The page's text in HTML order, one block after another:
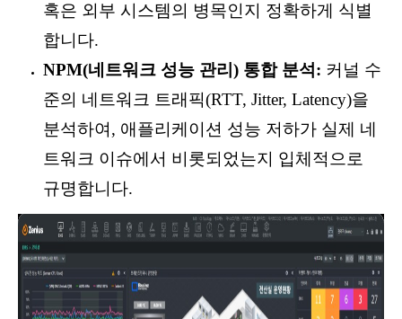
혹은 외부 시스템의 병목인지 정확하게 식별
합니다.
NPM(네트워크 성능 관리) 통합 분석: 커널 수
준의 네트워크 트래픽(RTT, Jitter, Latency)을
분석하여, 애플리케이션 성능 저하가 실제 네
트워크 이슈에서 비롯되었는지 입체적으로
규명합니다.